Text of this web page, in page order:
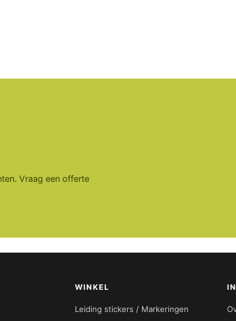
Vraag een offerte
WINKEL
Leiding stickers / Markeringen